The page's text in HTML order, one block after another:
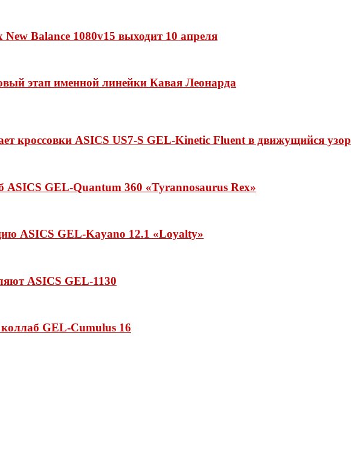
Balance 1080v15 выходит 10 апреля
этап именной линейки Кавая Леонарда
кроссовки ASICS US7-S GEL-Kinetic Fluent в движущийся узор
ASICS GEL-Quantum 360 «Tyrannosaurus Rex»
ASICS GEL-Kayano 12.1 «Loyalty»
ASICS GEL-1130
GEL-Cumulus 16